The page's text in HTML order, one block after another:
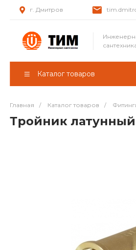
г. Дмитров
Каталог товаров
Главная / Каталог товаров /
Тройник латунный